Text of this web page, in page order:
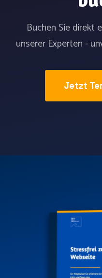
Buchen Sie direkt
unserer Experten -
Jetzt